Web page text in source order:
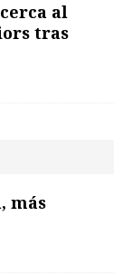
al
tras
más